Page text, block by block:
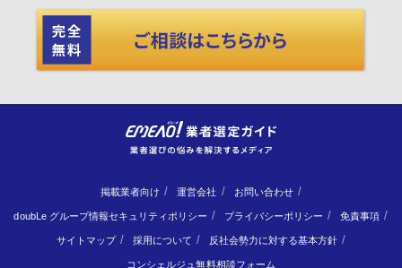
掲載業者向け 運営会社 お問い合わせ
doubLe グループ情報セキュリティポリシー プライバシーポリシー 免責事項
サイトマップ 採用について 反社会勢力に対する基本方針
コンシェルジュ無料相談フォーム